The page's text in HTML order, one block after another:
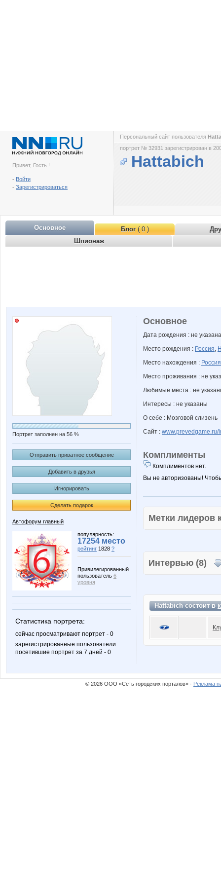
Привет, Гость !
- Войти
- Зарегистрироваться
Персональный сайт пользователя
портрет № 32931 зарегистрирован в
Hattabich
Основное Блог( 0 )
Шпионаж
Портрет заполнен на 56 %
Отправить приватное сообщение
Добавить в друзья
Игнорировать
Сделать подарок
Автофорум главный
популярность:
17254 место
рейтинг 1828 ?
Привилегированный
пользователь 6
уровня
Статистика портрета:
сейчас просматривают портрет - 0
зарегистрированные пользователи
посетившие портрет за 7 дней - 0
Основное
Дата рождения : не указана
Место рождения : Россия,
Место нахождения : Россия
Место проживания : не
Любимые места : не
Интересы : не указаны
О себе : Мозговой слизень
Сайт :
Комплименты
Комплиментов нет.
Вы не авторизованы!
Метки
Интервью (8)
Hattabich состоит в
© 2026 ООО «Сеть городских порталов» · Реклама